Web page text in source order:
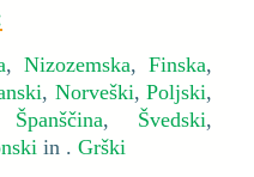
, Nizozemska, Finska,
, Norveški, Poljski,
Španščina, Švedski,
in . Grški